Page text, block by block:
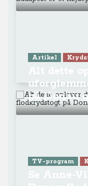
Artikel
på Donau
TV-program